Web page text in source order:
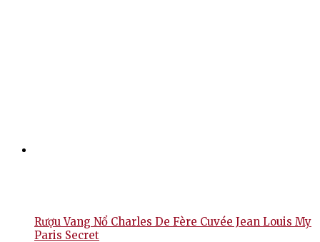
Rượu Vang Nổ Charles De Fère Cuvée Jean Louis My
Paris Secret